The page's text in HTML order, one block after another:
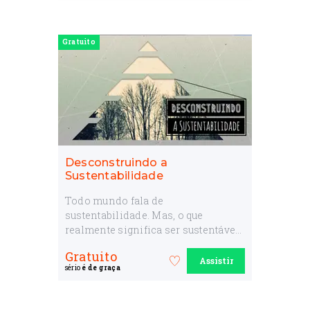
colaborativos. Curso gratuito.
Gratuito
Desconstruindo a
Sustentabilidade
Todo mundo fala de
sustentabilidade. Mas, o que
realmente significa ser sustentável?
deste e descubra de onde surgiu,
porque ficou tão relevante e como
Gratuito
sério é de graça
FavoriteAssistir